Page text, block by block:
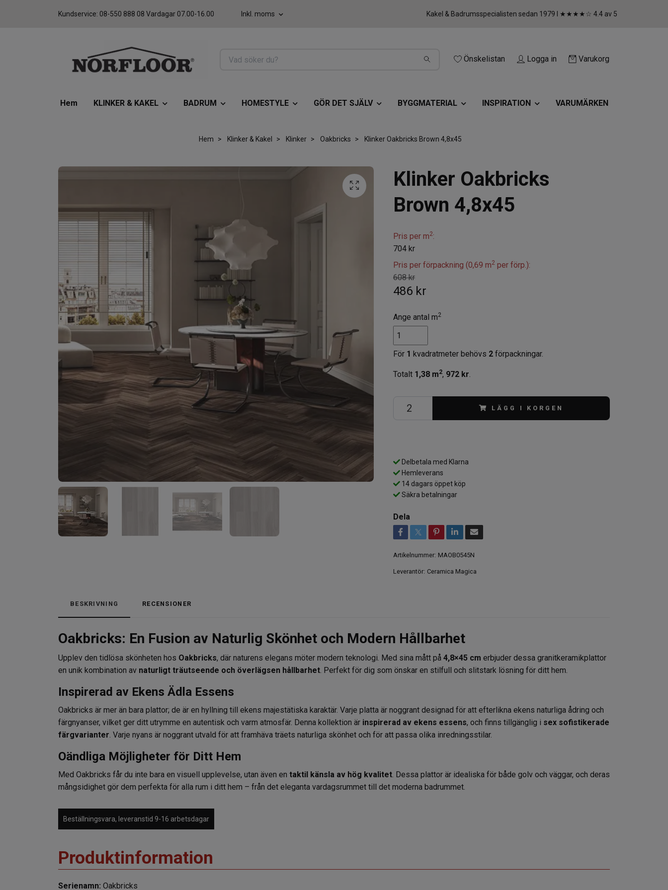
Kundservice: 08-550 888 08 Vardagar 07.00-16.00 Inkl. moms Kakel & Badrumsspecialisten sedan 1979 I ★★★★☆ 4.4 av 5
Önskelistan Logga in Varukorg
Hem KLINKER & KAKEL BADRUM HOMESTYLE GÖR DET SJÄLV BYGGMATERIAL INSPIRATION VARUMÄRKEN
Hem Klinker & Kakel Klinker Oakbricks Klinker Oakbricks Brown 4,8x45
Klinker Oakbricks
Brown 4,8x45
Pris per m2:
704 kr
Pris per förpackning (0,69 m2per förp.):
608 kr
486 kr
Ange antal m2
För 1 kvadratmeter behövs 2förpackningar.
Totalt 1,38m2, 972 kr.
LÄGG I KORGEN
Delbetala med Klarna
Hemleverans
14 dagars öppet köp
Säkra betalningar
Dela
Artikelnummer: MAOB0545N
Leverantör: Ceramica Magica
BESKRIVNING RECENSIONER
Oakbricks: En Fusion av Naturlig Skönhet och Modern Hållbarhet
Upplev den tidlösa skönheten hos Oakbricks, där naturens elegans möter modern teknologi. Med sina mått på 4,8×45 cm erbjuder dessa granitkeramikplattor
en unik kombination av naturligt träutseende och överlägsen hållbarhet. Perfekt för dig som önskar en stilfull och slitstark lösning för ditt hem.
Inspirerad av Ekens Ädla Essens
Oakbricks är mer än bara plattor; de är en hyllning till ekens majestätiska karaktär. Varje platta är noggrant designad för att efterlikna ekens naturliga ådring och
färgnyanser, vilket ger ditt utrymme en autentisk och varm atmosfär. Denna kollektion är inspirerad av ekens essens, och finns tillgänglig i sex sofistikerade
färgvarianter. Varje nyans är noggrant utvald för att framhäva träets naturliga skönhet och för att passa olika inredningsstilar.
Oändliga Möjligheter för Ditt Hem
Med Oakbricks får du inte bara en visuell upplevelse, utan även en taktil känsla av hög kvalitet. Dessa plattor är idealiska för både golv och väggar, och deras
mångsidighet gör dem perfekta för alla rum i ditt hem – från det eleganta vardagsrummet till det moderna badrummet.
Beställningsvara, leveranstid 9-16 arbetsdagar
Produktinformation
Serienamn: Oakbricks